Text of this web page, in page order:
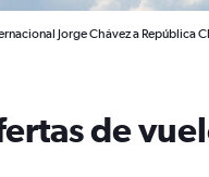
Jorge Chávez a República
de